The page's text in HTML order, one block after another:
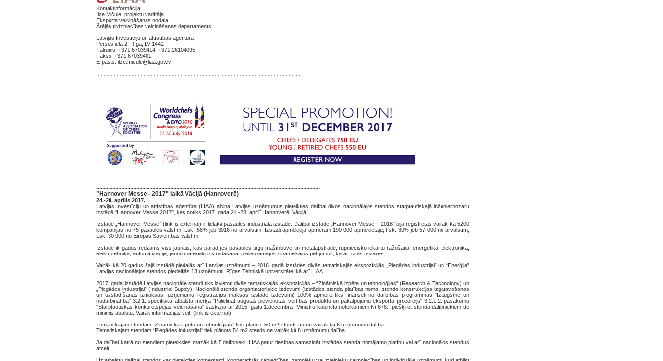
Kontaktinformācija:
Ilze Mičule, projektu vadītāja
Eksporta veicināšanas nodaļa
Ārējās tirdzniecības veicināšanas departaments
Latvijas Investīciju un attīstības aģentūra
Pērses iela 2, Rīga, LV-1442
Tālrunis: +371 67039414; +371 26104095
Fakss: +371 67039401
E-pasts: ilze.micule@liaa.gov.lv
.......................................................................................................................................................
"Hannover Messe - 2017" laikā Vācijā (Hannoverē)
24.-28. aprīlis 2017.
Latvijas Investīciju un attīstības aģentūra (LIAA) aicina Latvijas uzņēmumus pieteikties dalībai divos nacionālajos stendos starptautiskajā inženiernozaru
izstādē "Hannover Messe 2017", kas notiks 2017. gada 24.-28. aprīlī Hannoverē, Vācijā!
Izstāde „Hannover Messe” (link is external) ir lielākā pasaules industriālā izstāde. Dalībai izstādē „Hannover Messe – 2016” bija reģistrētas vairāk kā 5200
kompānijas no 75 pasaules valstīm, t.sk. 58% jeb 3016 no ārvalstīm. Izstādi apmeklēja apmēram 190 000 apmeklētāju, t.sk. 30% jeb 57 000 no ārvalstīm,
t.sk. 30 000 no Eiropas Savienības valstīm.
Izstādē ik gadus redzams viss jaunais, kas parādījies pasaules tirgū mašīnbūvē un metālapstrādē, rūpniecisko iekārtu ražošanā, enerģētikā, elektronikā,
elektrotehnikā, automatizācijā, jaunu materiālu izstrādāšanā, pielietojamajos zinātniskajos pētījumos, kā arī citās nozarēs.
Vairāk kā 20 gadus šajā izstādē piedalās arī Latvijas uzņēmumi – 2016. gadā izstādes divās tematiskajās ekspozīcijās „Piegādes industrijai” un “Enerģija”
Latvijas nacionālajos stendos piedalījās 13 uzņēmumi, Rīgas Tehniskā universitāte, kā arī LIAA.
2017. gada izstādē Latvijas nacionālie stendi tiks izvietoti divās tematiskajās ekspozīcijās – “Zinātniskā izpēte un tehnoloģijas” (Research & Technology) un
„Piegādes industrijai” (Industrial Supply). Nacionālā stenda organizatoriskie izdevumi (izstādes stenda platības noma, stenda konstrukcijas izgatavošanas
un uzstādīšanas izmaksas, uzņēmumu reģistrācijas maksas izstādē izdevumi) 100% apmērā tiks finansēti no darbības programmas "Izaugsme un
nodarbinātība" 3.2.1. specifiskā atbalsta mērķa "Palielināt augstas pievienotās vērtības produktu un pakalpojumu eksporta proporciju" 3.2.1.2. pasākumu
"Starptautiskās konkurētspējas veicināšana" saskaņā ar 2015. gada 1.decembra Ministru kabineta noteikumiem Nr.678., piešķirot stenda dalībniekiem de
minimis abalstu. Vairāk informācijas šeit. (link is external)
Tematiskajam stendam “Zinātniskā izpēte un tehnoloģijas” tiek plānots 50 m2 stends un ne vairāk kā 6 uzņēmumu dalība.
Tematiskajam stendam “Piegādes industrijai” tiek plānots 54 m2 stends ne vairāk kā 8 uzņēmumu dalība.
Ja dalībai katrā no stendiem pieteiksies mazāk kā 5 dalībnieki, LIAA patur tiesības samazināt izstādes stenda nomājamo platību vai arī nacionālos stendus
atcelt.